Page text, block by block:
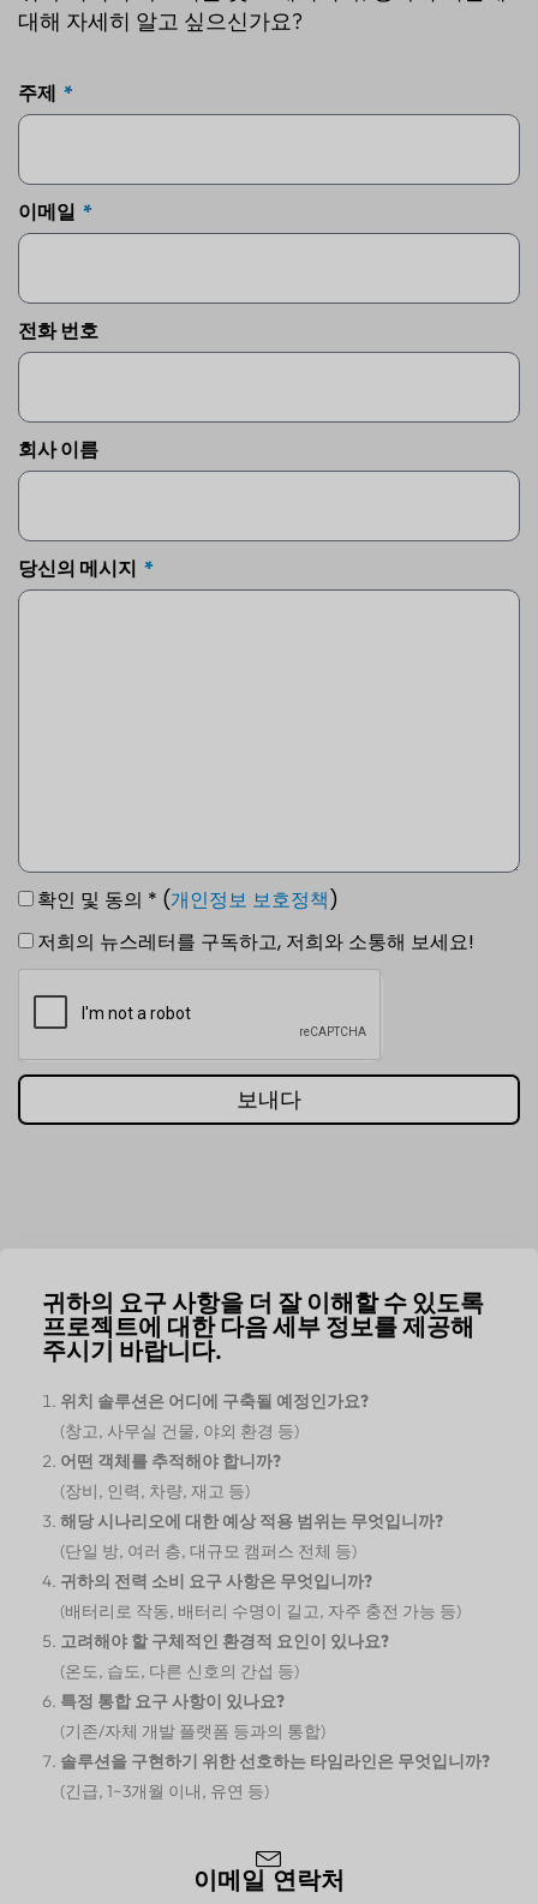
대해 자세히 알고 싶으신가요?
주제
이메일
전화 번호
회사 이름
당신의 메시지
확인 및 동의 * (개인정보 보호정책)
저희의 뉴스레터를 구독하고, 저희와 소통해 보세요!
보내다
귀하의 요구 사항을 더 잘 이해할 수 있도록
프로젝트에 대한 다음 세부 정보를 제공해
주시기 바랍니다.
위치 솔루션은 어디에 구축될 예정인가요?
(창고, 사무실 건물, 야외 환경 등)
어떤 객체를 추적해야 합니까?
(장비, 인력, 차량, 재고 등)
해당 시나리오에 대한 예상 적용 범위는 무엇입니까?
(단일 방, 여러 층, 대규모 캠퍼스 전체 등)
귀하의 전력 소비 요구 사항은 무엇입니까?
(배터리로 작동, 배터리 수명이 길고, 자주 충전 가능 등)
고려해야 할 구체적인 환경적 요인이 있나요?
(온도, 습도, 다른 신호의 간섭 등)
특정 통합 요구 사항이 있나요?
(기존/자체 개발 플랫폼 등과의 통합)
솔루션을 구현하기 위한 선호하는 타임라인은 무엇입니까?
(긴급, 1~3개월 이내, 유연 등)
이메일 연락처